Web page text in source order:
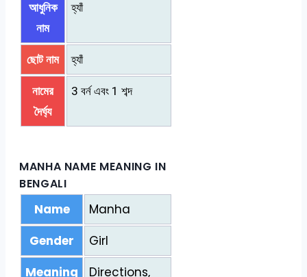
আধুনিক
নাম
হ্যাঁ
ছোট নাম হ্যাঁ
নামের
দৈর্ঘ্য
3 বর্ন এবং 1 শব্দ
MANHA NAME MEANING IN
BENGALI
Name
Manha
Gender
Girl
Meaning
Directions,